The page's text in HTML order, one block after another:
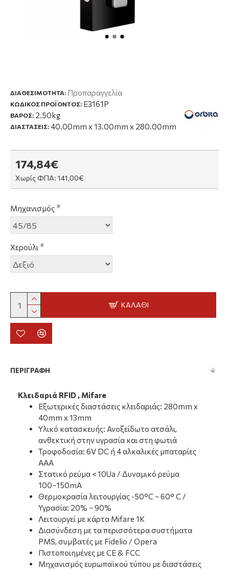
ΔΙΑΘΕΣΙΜΌΤΗΤΑ: Προπαραγγελία
ΚΩΔΙΚΟΣ ΠΡΟΪΟΝΤΟΣ: E3161P
ΒΑΡΟΣ: 2.50kg
ΔΙΑΣΤΑΣΕΙΣ: 40.00mm x 13.00mm x 280.00mm
174,84€
Χωρίς ΦΠΑ: 141,00€
Μηχανισμός
Χερούλι
ΚΑΛΆΘΙ
ΠΕΡΙΓΡΑΦΗ
Κλειδαριά RFID , Mifare
Εξωτερικές διαστάσεις κλειδαριάς: 280mm x
40mm x 13mm
Υλικό κατασκευής: Ανοξείδωτο ατσάλι,
ανθεκτική στην υγρασία και στη φωτιά
Τροφοδοσία: 6V DC ή 4 αλκαλικές μπαταρίες
ΑΑΑ
Στατικό ρεύμα < 10Ua / Δυναμικό ρεύμα
100~150mA
Θερμοκρασία λειτουργίας -50°C ~ 60° C /
Υγρασία: 20% ~ 90%
Λειτουργεί με κάρτα Mifare 1Κ
Διασύνδεση με τα περισσότερα συστήματα
PMS, συμβατές με Fidelio / Opera
Πιστοποιημένες με CE & FCC
Μηχανισμός ευρωπαϊκού τύπου με διαστάσεις